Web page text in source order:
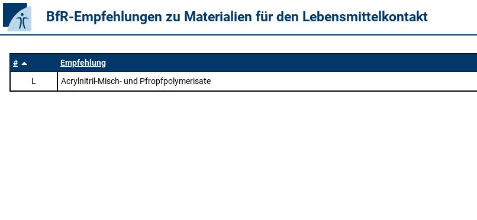
BfR-Empfehlungen zu Materialien für den Lebensmittelkontakt
#
Empfehlung
L
Acrylnitril-Misch- und Pfropfpolymerisate